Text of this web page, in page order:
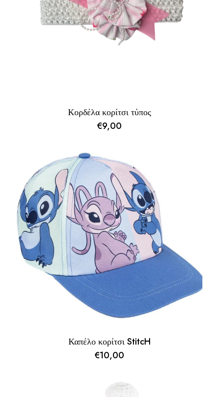
Κορδέλα κορίτσι τύπος
€9,00
Καπέλο κορίτσι StitcH
€10,00